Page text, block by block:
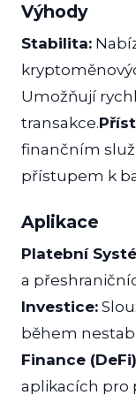
Výhody
Stabilita:
Umožňují
transakce.
finančním
přístupem k
Aplikace
Platební
a
Investice:
během
Finance
aplikacích pro